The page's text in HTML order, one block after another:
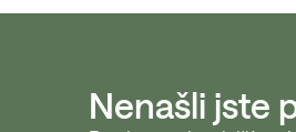
Nenašli jste